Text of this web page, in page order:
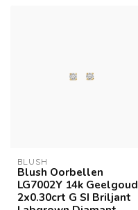
BLUSH
Blush Oorbellen
LG7002Y 14k Geelgoud
2x0.30crt G SI Briljant